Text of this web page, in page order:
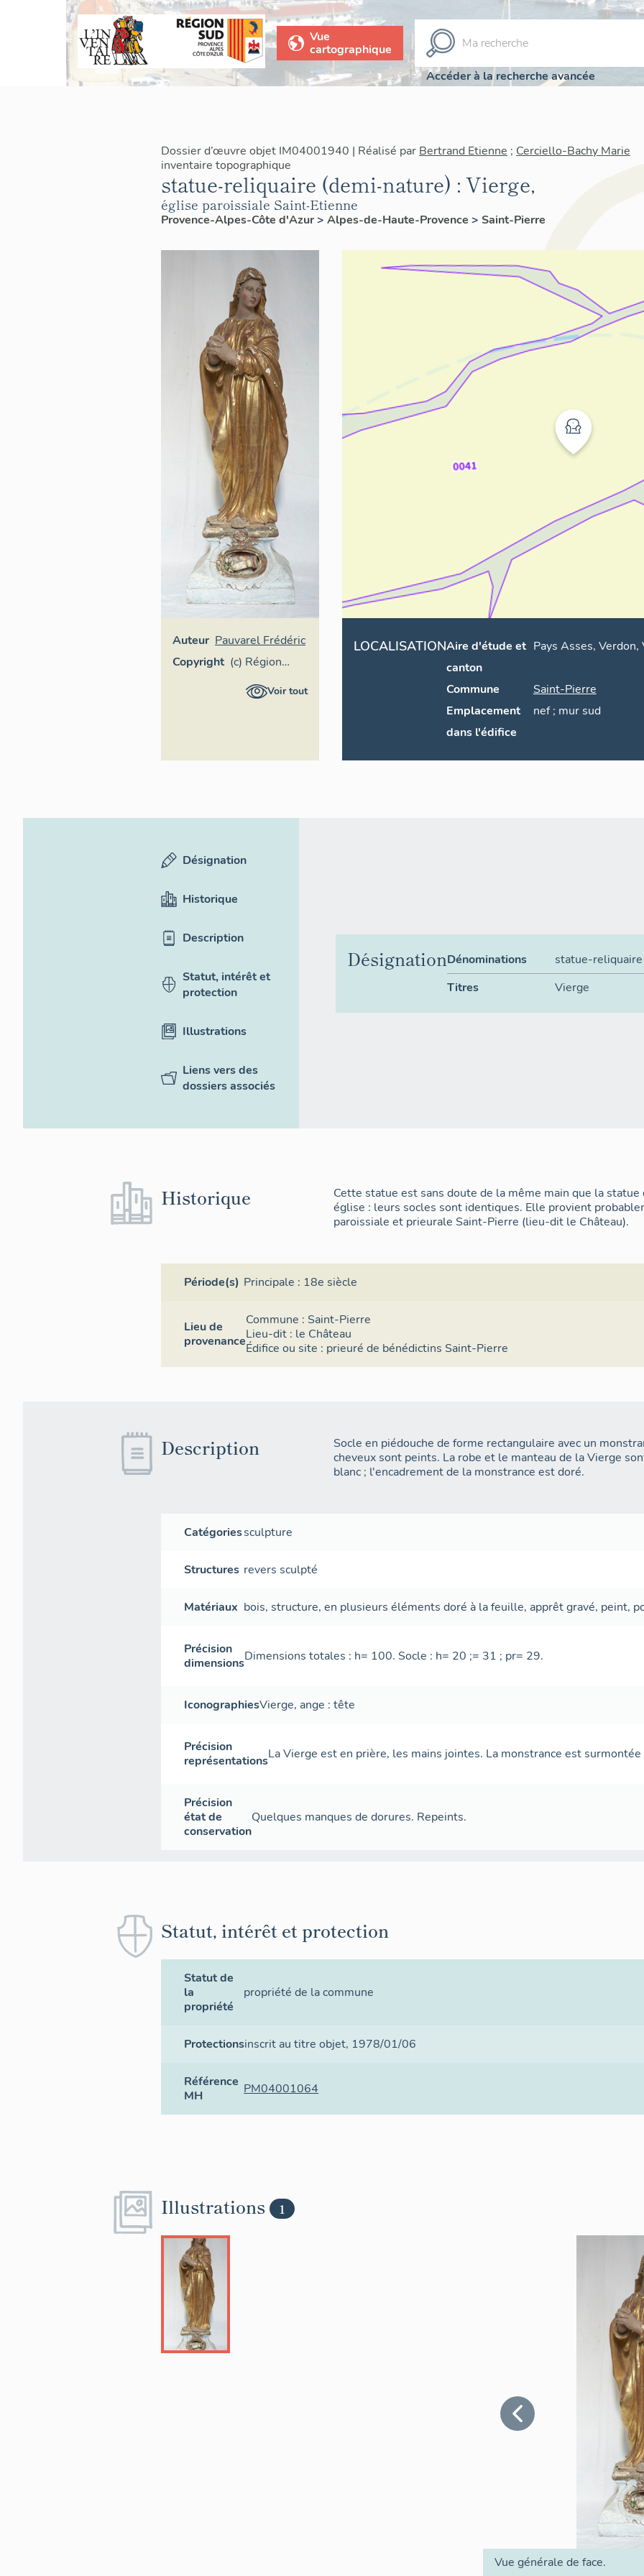
Vue
cartographique
Accéder à la recherche avancée
Dossier d’œuvre objet IM04001940 | Réalisé par Bertrand Etienne ; Cerciello-Bachy Marie
inventaire topographique
statue-reliquaire (demi-nature) : Vierge,
église paroissiale Saint-Etienne
Provence-Alpes-Côte d'Azur> Alpes-de-Haute-Provence > Saint-Pierre
Auteur Pauvarel Frédéric
Copyright (c) Région
Provence-Voir tout
LOCALISATIONAire d'étude et
canton
Pays Asses, Verdon,
Commune
Saint-Pierre
Emplacement
dans l'édifice
nef ; mur sud
Désignation
Historique
Description
Statut, intérêt et
protection
Illustrations
Liens vers des
dossiers associés
DésignationDénominations
statue-reliquaire
Titres
Vierge
Historique
Cette statue est sans doute de la même main que la
église : leurs socles sont identiques. Elle provient
paroissiale et prieurale Saint-Pierre (lieu-dit le Château).
Période(s) Principale : 18e siècle
Lieu de
provenance
Commune : Saint-Pierre
Lieu-dit : le Château
Édifice ou site : prieuré de bénédictins Saint-Pierre
Description
Socle en piédouche de forme rectangulaire avec un
cheveux sont peints. La robe et le manteau de la Vierge
blanc ; l'encadrement de la monstrance est doré.
Catégoriessculpture
Structures revers sculpté
Matériaux bois,structure,en plusieurs éléments doré à la feuille, apprêt gravé, peint,
Précision
dimensionsDimensions totales : h= 100. Socle : h= 20 ;= 31 ; pr= 29.
IconographiesVierge, ange : tête
Précision
représentationsLa Vierge est en prière, les mains jointes. La monstrance est
Précision
état de
conservation
Quelques manques de dorures. Repeints.
Statut, intérêt et protection
Statut de
la
propriété
propriété de la commune
Protectionsinscrit au titre objet, 1978/01/06
Référence
MH
PM04001064
Illustrations 1
Vue générale de face.